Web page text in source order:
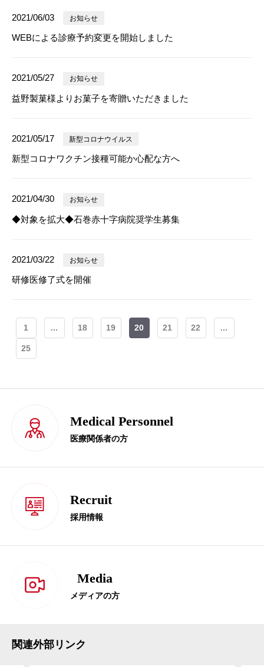
2021/06/03 お知らせ
WEBによる診療予約変更を開始しました
2021/05/27 お知らせ
益野製菓様よりお菓子を寄贈いただきました
2021/05/17 新型コロナウイルス
新型コロナワクチン接種可能か心配な方へ
2021/04/30 お知らせ
◆対象を拡大◆石巻赤十字病院奨学生募集
2021/03/22 お知らせ
研修医修了式を開催
1 ... 18 19 20 21 22 ...
25
Medical Personnel
医療関係者の方
Recruit
採用情報
Media
メディアの方
関連外部リンク